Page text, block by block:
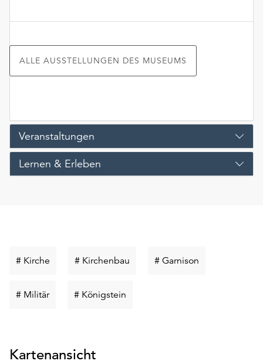
ALLE AUSSTELLUNGEN DES MUSEUMS
Veranstaltungen
Lernen & Erleben
# Kirche Schlüsselwort
# Kirchenbau Schlüsselwort
# Garnison
# MilitärSchlüsselwort
# Königstein
Kartenansicht